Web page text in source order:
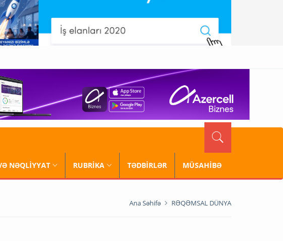
NƏQLİYYAT RUBRİKA TƏDBİRLƏR MÜSAHİBƏ
Ana Səhifə RƏQƏMSAL DÜNYA